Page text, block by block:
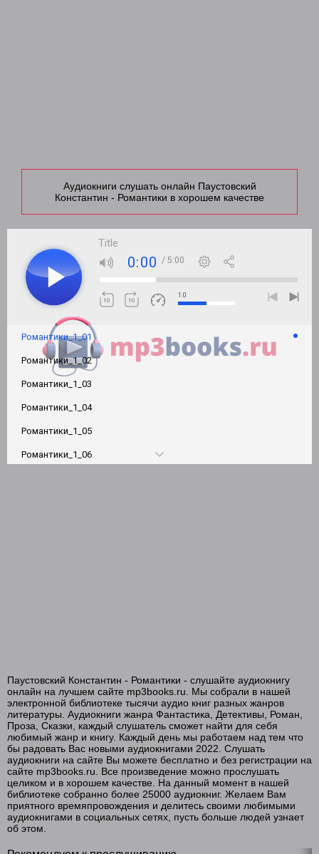
Аудиокниги слушать онлайн Паустовский
Константин - Романтики в хорошем качестве
Title
0:00 / 5:00
1.0
Романтики_1_01
Романтики_1_02
Романтики_1_03
Романтики_1_04
Романтики_1_05
Романтики_1_06
Романтики_1_16
Романтики_1_17
Романтики_1_18
Романтики_1_19
Романтики_1_20
Романтики_1_21
Романтики_1_22
Паустовский Константин - Романтики - слушайте аудиокнигу
онлайн на лучшем сайте mp3books.ru. Мы собрали в нашей
электронной библиотеке тысячи аудио книг разных жанров
литературы. Аудиокниги жанра Фантастика, Детективы, Роман,
Проза, Сказки, каждый слушатель сможет найти для себя
любимый жанр и книгу. Каждый день мы работаем над тем что
бы радовать Вас новыми аудиокнигами 2022. Слушать
аудиокниги на сайте Вы можете бесплатно и без регистрации на
сайте mp3books.ru. Все произведение можно прослушать
целиком и в хорошем качестве. На данный момент в нашей
библиотеке собранно более 25000 аудиокниг. Желаем Вам
приятного времяпровождения и делитесь своими любимыми
аудиокнигами в социальных сетях, пусть больше людей узнает
об этом.